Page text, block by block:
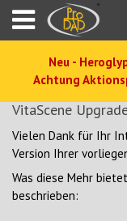
Neu -
Achtung
VitaScene
Vielen Dank für Ihr
Version Ihrer
Was diese Mehr
beschrieben: